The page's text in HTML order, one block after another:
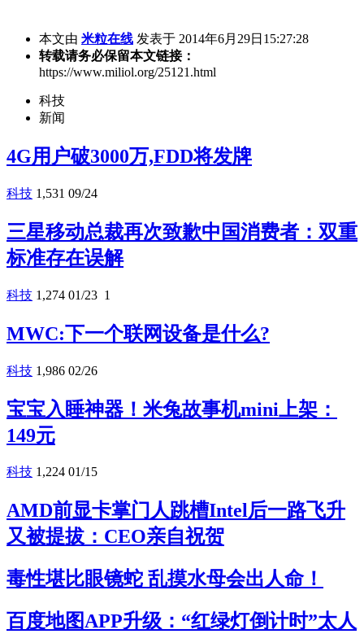
本文由 米粒在线 发表于 2014年6月29日15:27:28
转载请务必保留本文链接：
https://www.miliol.org/25121.html
科技
新闻
4G用户破3000万,FDD将发牌
科技 1,531 09/24
三星移动总裁再次致歉中国消费者：双重
标准存在误解
科技 1,274 01/23 1
MWC:下一个联网设备是什么?
科技 1,986 02/26
宝宝入睡神器！米兔故事机mini上架：
149元
科技 1,224 01/15
AMD前显卡掌门人跳槽Intel后一路飞升
又被提拔：CEO亲自祝贺
毒性堪比眼镜蛇 乱摸水母会出人命！
百度地图APP升级：“红绿灯倒计时”太人